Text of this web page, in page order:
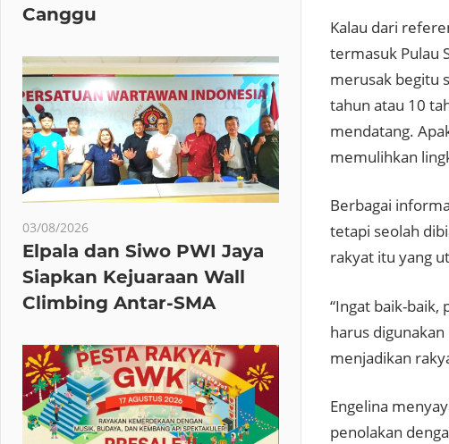
Kalau dari
termasuk Pulau
merusak begitu
tahun atau 10
mendatang.
memulihkan
Berbagai
tetapi seolah
rakyat itu yang
“Ingat baik-baik,
harus
menjadikan
Engelina
penolakan
Canggu
03/08/2026
Elpala dan Siwo PWI Jaya
Siapkan Kejuaraan Wall
Climbing Antar-SMA